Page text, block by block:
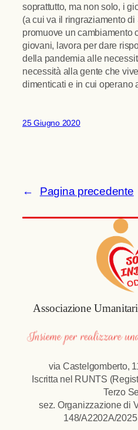
soprattutto, ma non solo, i
(a cui va il ringraziamento
promuove un cambiamento
giovani, lavora per dare
della pandemia alle
necessità alla gente che
dimenticati e in cui operano
25 Giugno 2020
← Pagina precedente
Associazione
via Castelgomberto,
Iscritta nel RUNTS
Terzo
sez. Organizzazione di
148/A2202A/